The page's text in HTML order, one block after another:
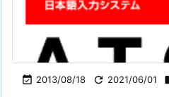
 2013/08/18  2021/06/01